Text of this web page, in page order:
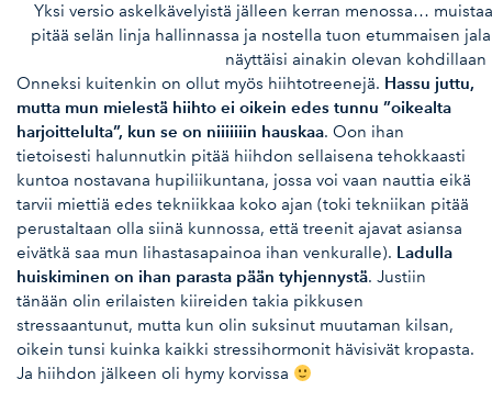
Yksi versio askelkävelyistä jälleen kerran menossa…
pitää selän linja hallinnassa ja nostella tuon etummaisen
näyttäisi ainakin olevan kohdillaan
Onneksi kuitenkin on ollut myös hiihtotreenejä. Hassu juttu,
mutta mun mielestä hiihto ei oikein edes tunnu ”oikealta
harjoittelulta”, kun se on niiiiiiin hauskaa. Oon ihan
tietoisesti halunnutkin pitää hiihdon sellaisena tehokkaasti
kuntoa nostavana hupiliikuntana, jossa voi vaan nauttia eikä
tarvii miettiä edes tekniikkaa koko ajan (toki tekniikan pitää
perustaltaan olla siinä kunnossa, että treenit ajavat asiansa
eivätkä saa mun lihastasapainoa ihan venkuralle). Ladulla
huiskiminen on ihan parasta pään tyhjennystä. Justiin
tänään olin erilaisten kiireiden takia pikkusen
stressaantunut, mutta kun olin suksinut muutaman kilsan,
oikein tunsi kuinka kaikki stressihormonit hävisivät kropasta.
Ja hiihdon jälkeen oli hymy korvissa